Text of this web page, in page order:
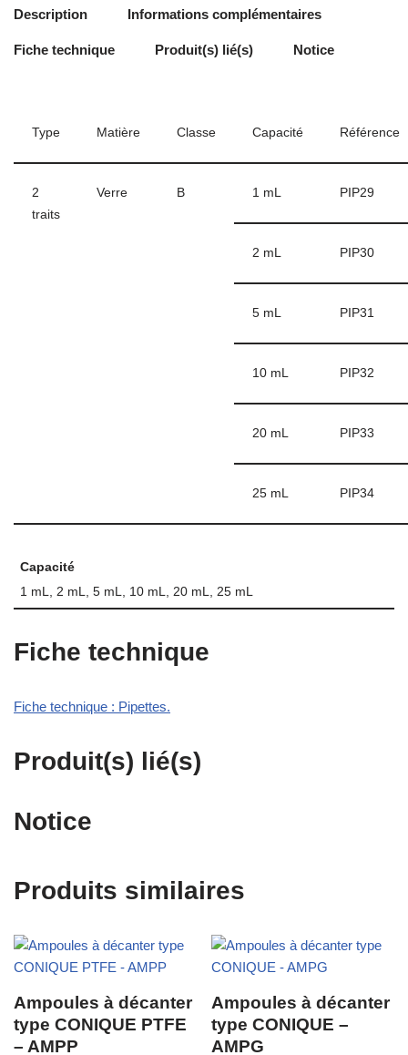
Description Informations complémentaires
Fiche technique Produit(s) lié(s) Notice
Type Matière Classe Capacité Référence
2
traits
Verre B 1 mL PIP29
2 mL PIP30
5 mL PIP31
10 mL PIP32
20 mL PIP33
25 mL PIP34
Capacité
1 mL, 2 mL, 5 mL, 10 mL, 20 mL, 25 mL
Fiche technique
Fiche technique : Pipettes.
Produit(s) lié(s)
Notice
Produits similaires
Ampoules à décanter
type CONIQUE PTFE
– AMPP
Ampoules à décanter
type CONIQUE –
AMPG